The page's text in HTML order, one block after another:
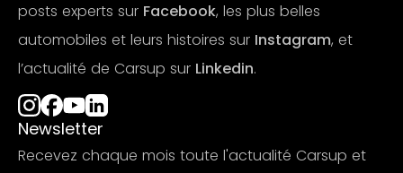
posts experts sur Facebook, les plus belles
automobiles et leurs histoires sur Instagram, et
l’actualité de Carsup sur Linkedin.
Newsletter
Recevez chaque mois toute l'actualité Carsup et